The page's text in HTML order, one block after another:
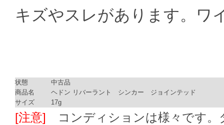
キズやスレがあります。ワ
状態
中古品
商品名
ヘドン リバーラント シンカー ジョインテッド
サイズ
17g
[注意] コンディションは様々です。